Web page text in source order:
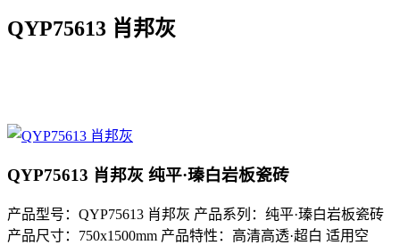
QYP75613 肖邦灰
QYP75613 肖邦灰 纯平·瑧白岩板瓷砖
产品型号：QYP75613 肖邦灰 产品系列：纯平·瑧白岩板瓷砖
产品尺寸：750x1500mm 产品特性：高清高透·超白 适用空